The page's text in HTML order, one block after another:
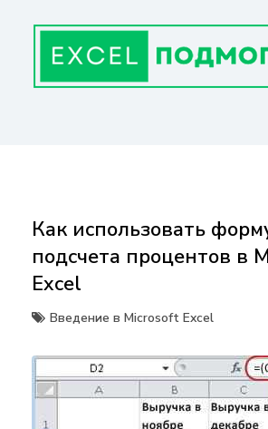
содержанию
Как использовать
подсчета процентов в
Excel
Введение в Microsoft Excel